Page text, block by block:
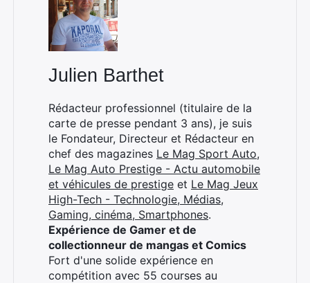
Julien Barthet
Rédacteur professionnel (titulaire de la
carte de presse pendant 3 ans), je suis
le Fondateur, Directeur et Rédacteur en
chef des magazines Le Mag Sport Auto,
Le Mag Auto Prestige - Actu automobile
et véhicules de prestige et Le Mag Jeux
High-Tech - Technologie, Médias,
Gaming, cinéma, Smartphones.
Expérience de Gamer et de
collectionneur de mangas et Comics
Fort d'une solide expérience en
compétition avec 55 courses au